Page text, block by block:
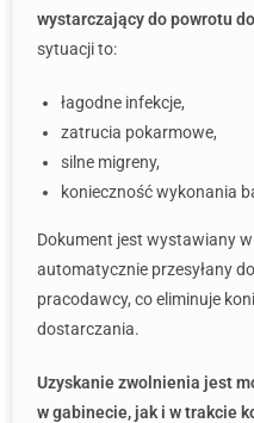
wystarczający do powrotu
sytuacji to:
łagodne infekcje,
zatrucia pokarmowe,
silne migreny,
konieczność wykonania
Dokument jest wystawiany
automatycznie przesyłany
pracodawcy, co eliminuje
dostarczania.
Uzyskanie zwolnienia jest
w gabinecie, jak i w trakcie